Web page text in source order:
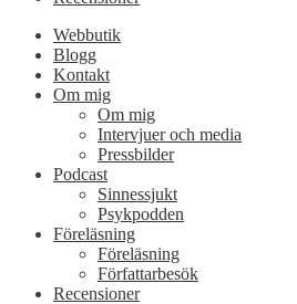
Webbutik
Blogg
Kontakt
Om mig
Om mig
Intervjuer och media
Pressbilder
Podcast
Sinnessjukt
Psykpodden
Föreläsning
Föreläsning
Författarbesök
Recensioner